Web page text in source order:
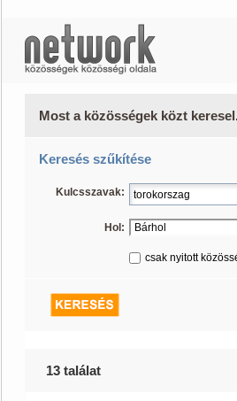
Most a közösségek közt
Keresés szűkítése
Kulcsszavak:
Hol:
csak nyitott
13 találat